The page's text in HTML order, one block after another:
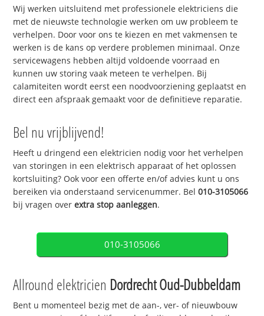
Wij werken uitsluitend met professionele elektriciens die
met de nieuwste technologie werken om uw probleem te
verhelpen. Door voor ons te kiezen en met vakmensen te
werken is de kans op verdere problemen minimaal. Onze
servicewagens hebben altijd voldoende voorraad en
kunnen uw storing vaak meteen te verhelpen. Bij
calamiteiten wordt eerst een noodvoorziening geplaatst en
direct een afspraak gemaakt voor de definitieve reparatie.
Bel nu vrijblijvend!
Heeft u dringend een elektricien nodig voor het verhelpen
van storingen in een elektrisch apparaat of het oplossen
kortsluiting? Ook voor een offerte en/of advies kunt u ons
bereiken via onderstaand servicenummer. Bel010-3105066
bij vragen overextra stop aanleggen.
010-3105066
Allround elektricien Dordrecht Oud-Dubbeldam
Bent u momenteel bezig met de aan-, ver- of nieuwbouw